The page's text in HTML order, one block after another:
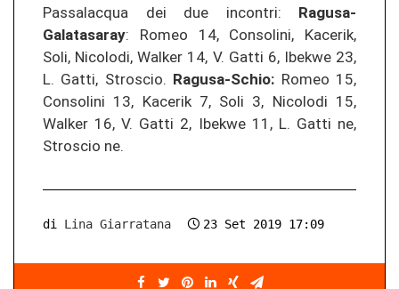
Passalacqua dei due incontri: Ragusa-
Galatasaray: Romeo 14, Consolini, Kacerik,
Soli, Nicolodi, Walker 14, V. Gatti 6, Ibekwe 23,
L. Gatti, Stroscio. Ragusa-Schio: Romeo 15,
Consolini 13, Kacerik 7, Soli 3, Nicolodi 15,
Walker 16, V. Gatti 2, Ibekwe 11, L. Gatti ne,
Stroscio ne.
di Lina Giarratana 23 Set 2019 17:09